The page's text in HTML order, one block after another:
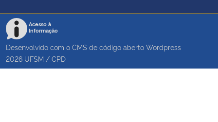
Acesso à
Informação
Desenvolvido com o CMS de código aberto Wordpress
2026 UFSM / CPD